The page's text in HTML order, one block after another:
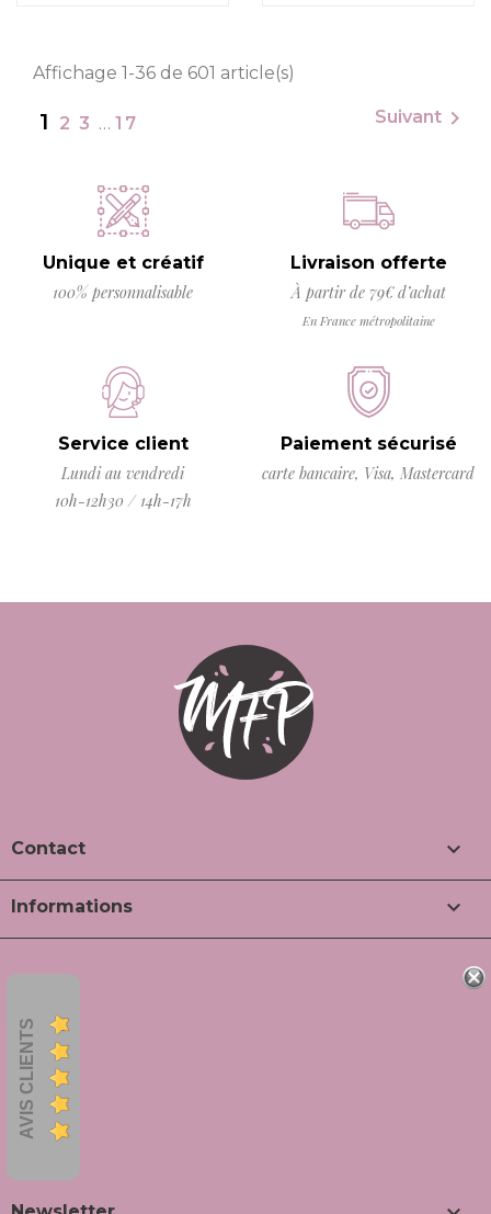
Affichage 1-36 de 601 article(s)
1 2 3 … 17 Suivant 
Unique et créatif
100% personnalisable
Livraison offerte
À partir de 79€ d’achat
En France métropolitaine
Service client
Lundi au vendredi
10h-12h30 / 14h-17h
Paiement sécurisé
carte bancaire, Visa, Mastercard
Contact 
Informations 
AVIS CLIENTS